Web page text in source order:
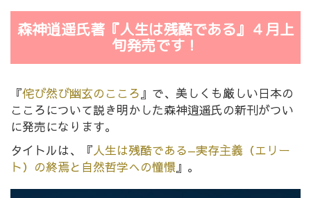
森神逍遥氏著『人生は残酷である』４月上
旬発売です！
『侘び然び幽玄のこころ』で、美しくも厳しい日本の
こころについて説き明かした森神逍遥氏の新刊がつい
に発売になります。
タイトルは、『人生は残酷である—実存主義（エリー
ト）の終焉と自然哲学への憧憬』。